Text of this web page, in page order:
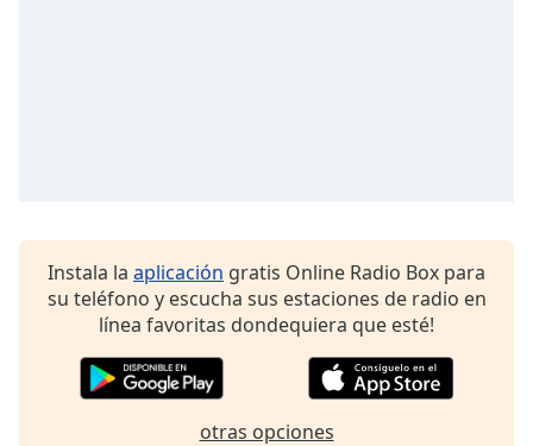
Instala la aplicación gratis Online Radio Box para
su teléfono y escucha sus estaciones de radio en
línea favoritas dondequiera que esté!
otras opciones